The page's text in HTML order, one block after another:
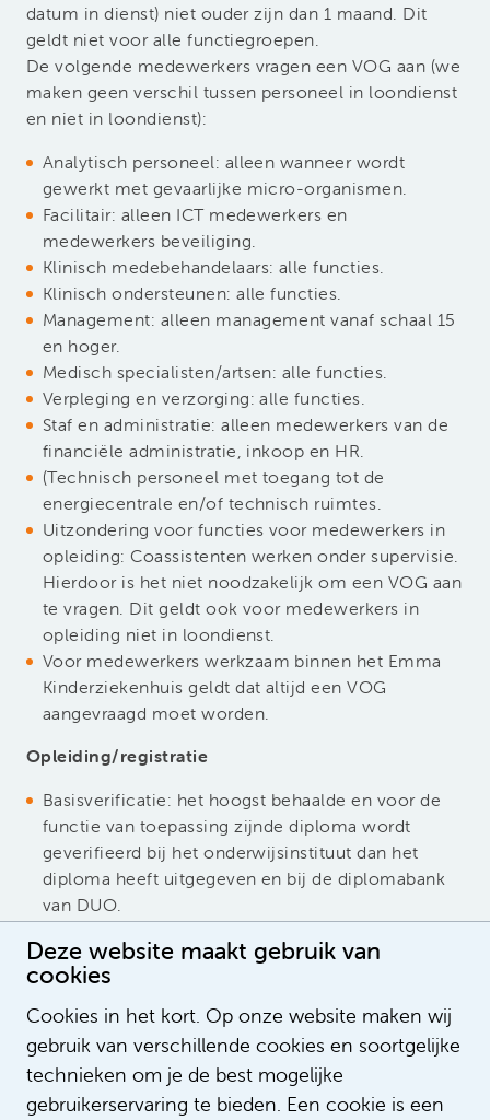
Deze website maakt gebruik van
cookies
Cookies in het kort. Op onze website maken wij
gebruik van verschillende cookies en soortgelijke
technieken om je de best mogelijke
gebruikerservaring te bieden. Een cookie is een
datum in dienst) niet ouder zijn dan 1 maand. Dit
geldt niet voor alle functiegroepen.
De volgende medewerkers vragen een VOG aan (we
maken geen verschil tussen personeel in loondienst
en niet in loondienst):
Analytisch personeel: alleen wanneer wordt
gewerkt met gevaarlijke micro-organismen.
Facilitair: alleen ICT medewerkers en
medewerkers beveiliging.
Klinisch medebehandelaars: alle functies.
Klinisch ondersteunen: alle functies.
Management: alleen management vanaf schaal 15
en hoger.
Medisch specialisten/artsen: alle functies.
Verpleging en verzorging: alle functies.
Staf en administratie: alleen medewerkers van de
financiële administratie, inkoop en HR.
(Technisch personeel met toegang tot de
energiecentrale en/of technisch ruimtes.
Uitzondering voor functies voor medewerkers in
opleiding: Coassistenten werken onder supervisie.
Hierdoor is het niet noodzakelijk om een VOG aan
te vragen. Dit geldt ook voor medewerkers in
opleiding niet in loondienst.
Voor medewerkers werkzaam binnen het Emma
Kinderziekenhuis geldt dat altijd een VOG
aangevraagd moet worden.
Opleiding/registratie
Basisverificatie: het hoogst behaalde en voor de
functie van toepassing zijnde diploma wordt
geverifieerd bij het onderwijsinstituut dan het
diploma heeft uitgegeven en bij de diplomabank
van DUO.
met het BIG-register.
Grijze pas medewerkers Beveiliging: conform de
wet particuliere beveiligingsorganisaties en
recherchebureaus (Wpbr).